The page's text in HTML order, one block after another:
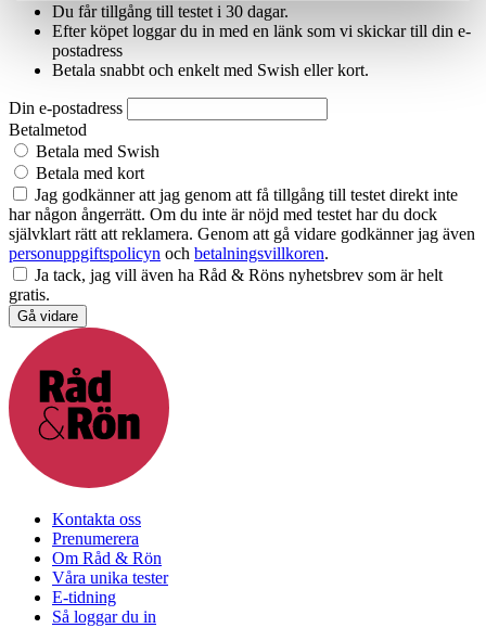
Du får tillgång till testet i 30 dagar.
Efter köpet loggar du in med en länk som vi skickar till din e-
postadress
Betala snabbt och enkelt med Swish eller kort.
Din e-postadress
Betalmetod
Betala med Swish
Betala med kort
Jag godkänner att jag genom att få tillgång till testet direkt inte
har någon ångerrätt. Om du inte är nöjd med testet har du dock
självklart rätt att reklamera. Genom att gå vidare godkänner jag även
personuppgiftspolicyn och betalningsvillkoren.
Ja tack, jag vill även ha Råd & Röns nyhetsbrev som är helt
gratis.
Gå vidare
Kontakta oss
Prenumerera
Om Råd & Rön
Våra unika tester
E-tidning
Så loggar du in